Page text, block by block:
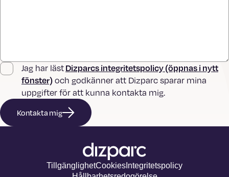
Jag har läst Dizparcs integritetspolicy (öppnas i nytt
fönster) och godkänner att Dizparc sparar mina
uppgifter för att kunna kontakta mig.
Kontakta mig
TillgänglighetCookies Integritetspolicy